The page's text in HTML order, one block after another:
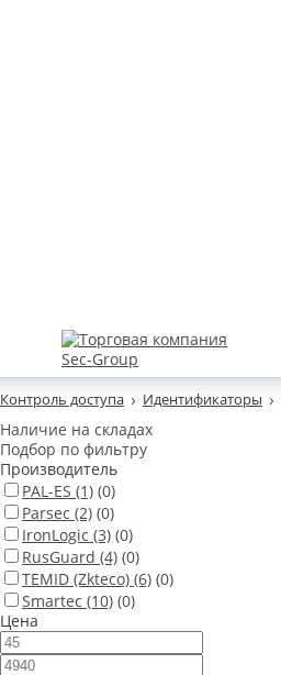
Контроль доступа Идентификаторы
Наличие на складах
Подбор по фильтру
Производитель
PAL-ES (1) (0)
Parsec (2) (0)
IronLogic (3) (0)
RusGuard (4) (0)
TEMID (Zkteco) (6) (0)
Smartec (10) (0)
Цена